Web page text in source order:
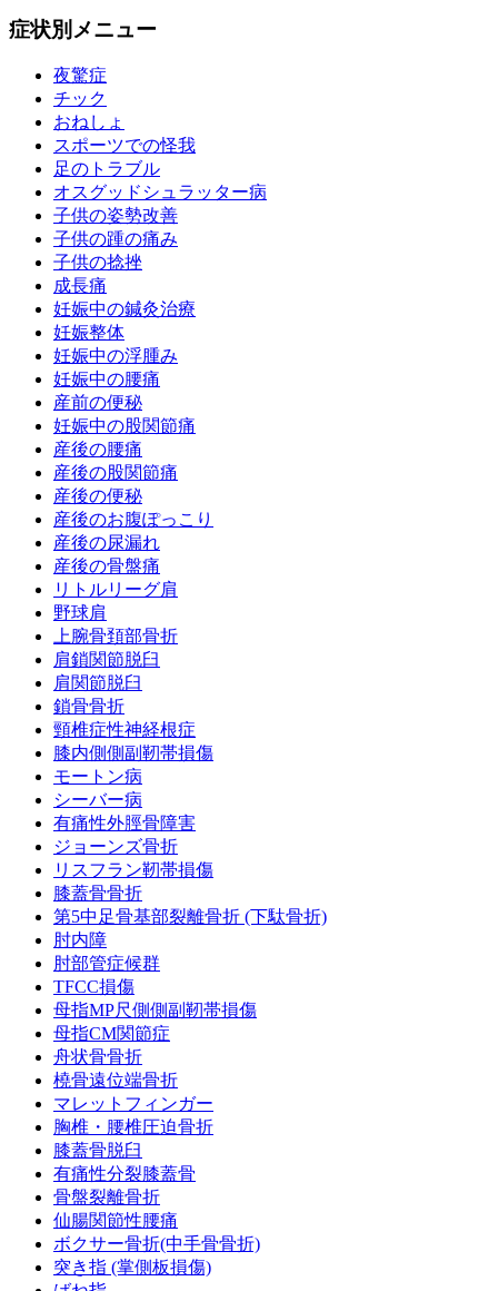
症状別メニュー
夜驚症
チック
おねしょ
スポーツでの怪我
足のトラブル
オスグッドシュラッター病
子供の姿勢改善
子供の踵の痛み
子供の捻挫
成長痛
妊娠中の鍼灸治療
妊娠整体
妊娠中の浮腫み
妊娠中の腰痛
産前の便秘
妊娠中の股関節痛
産後の腰痛
産後の股関節痛
産後の便秘
産後のお腹ぽっこり
産後の尿漏れ
産後の骨盤痛
リトルリーグ肩
野球肩
上腕骨頚部骨折
肩鎖関節脱臼
肩関節脱臼
鎖骨骨折
頸椎症性神経根症
膝内側側副靭帯損傷
モートン病
シーバー病
有痛性外脛骨障害
ジョーンズ骨折
リスフラン靭帯損傷
膝蓋骨骨折
第5中足骨基部裂離骨折 (下駄骨折)
肘内障
肘部管症候群
TFCC損傷
母指MP尺側側副靭帯損傷
母指CM関節症
舟状骨骨折
橈骨遠位端骨折
マレットフィンガー
胸椎・腰椎圧迫骨折
膝蓋骨脱臼
有痛性分裂膝蓋骨
骨盤裂離骨折
仙腸関節性腰痛
ボクサー骨折(中手骨骨折)
突き指 (掌側板損傷)